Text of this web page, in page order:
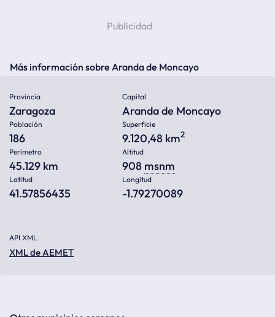
Más información sobre Aranda de Moncayo
Provincia
Zaragoza
Capital
Aranda de Moncayo
Población
186
Superficie
9.120,48 km2
Perímetro
45.129 km
Altitud
908 msnm
Latitud
41.57856435
Longitud
-1.79270089
API XML
XML de AEMET